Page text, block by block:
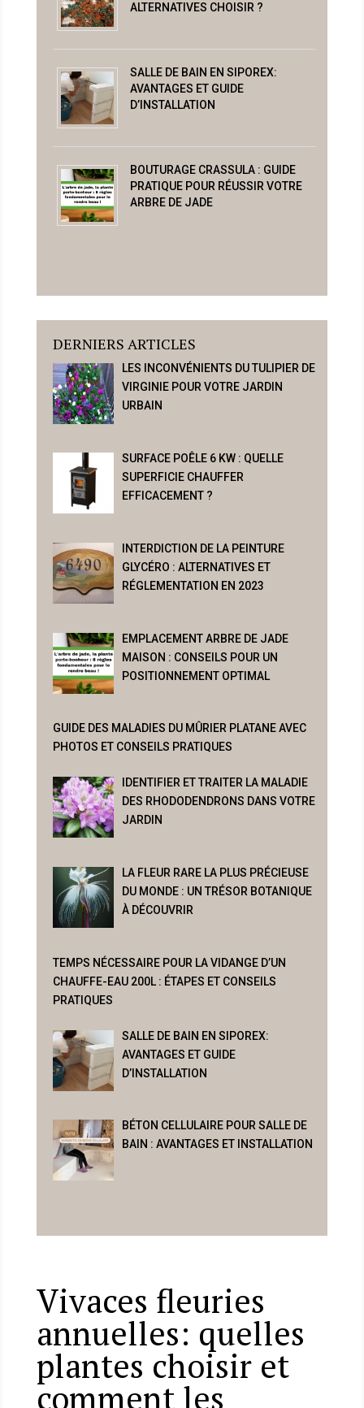
ALTERNATIVES CHOISIR ?
SALLE DE BAIN EN SIPOREX:
AVANTAGES ET GUIDE
D’INSTALLATION
BOUTURAGE CRASSULA : GUIDE
PRATIQUE POUR RÉUSSIR VOTRE
ARBRE DE JADE
DERNIERS ARTICLES
LES INCONVÉNIENTS DU TULIPIER DE
VIRGINIE POUR VOTRE JARDIN
URBAIN
SURFACE POÊLE 6 KW : QUELLE
SUPERFICIE CHAUFFER
EFFICACEMENT ?
INTERDICTION DE LA PEINTURE
GLYCÉRO : ALTERNATIVES ET
RÉGLEMENTATION EN 2023
EMPLACEMENT ARBRE DE JADE
MAISON : CONSEILS POUR UN
POSITIONNEMENT OPTIMAL
GUIDE DES MALADIES DU MÛRIER PLATANE AVEC
PHOTOS ET CONSEILS PRATIQUES
IDENTIFIER ET TRAITER LA MALADIE
DES RHODODENDRONS DANS VOTRE
JARDIN
LA FLEUR RARE LA PLUS PRÉCIEUSE
DU MONDE : UN TRÉSOR BOTANIQUE
À DÉCOUVRIR
TEMPS NÉCESSAIRE POUR LA VIDANGE D’UN
CHAUFFE-EAU 200L : ÉTAPES ET CONSEILS
PRATIQUES
SALLE DE BAIN EN SIPOREX:
AVANTAGES ET GUIDE
D’INSTALLATION
BÉTON CELLULAIRE POUR SALLE DE
BAIN : AVANTAGES ET INSTALLATION
Vivaces fleuries
annuelles: quelles
plantes choisir et
comment les